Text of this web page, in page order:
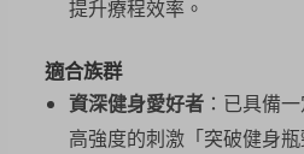
提升療程效率。
適合族群
資深健身愛好者 ：已具備
高強度的刺激「突破健身